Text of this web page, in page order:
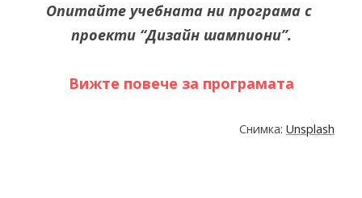
Опитайте учебната ни програма с
проекти “Дизайн шампиони”.
Вижте повече за програмата
Снимка: Unsplash